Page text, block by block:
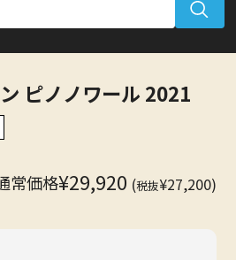
イン倶楽部
イン倶楽部
ご利用ガイド
ピノノワール 2021
常価格¥29,920 (税抜¥27,200)